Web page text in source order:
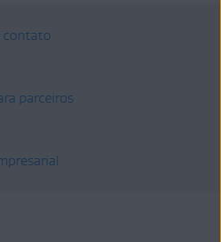
contato
parceiros